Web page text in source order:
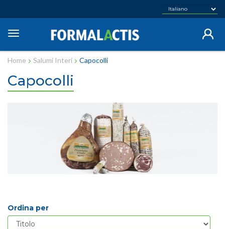
principale
Home Salumi Interi Capocolli
Capocolli
Ordina per